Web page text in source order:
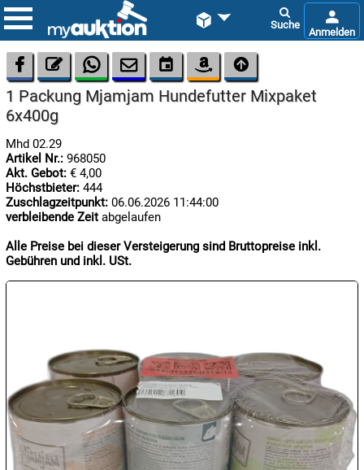
 

08.08:
1€
Megaabverkauf

08.08:

09.08:
Chips
Blitzaktion
      
1 Packung Mjamjam Hundefutter Mixpaket
6x400g
Mhd 02.29
Artikel Nr.: 968050
Akt. Gebot: € 4,00
Höchstbieter: 444
Zuschlagzeitpunkt: 06.06.2026 11:44:00
verbleibende Zeit abgelaufen
Alle Preise bei dieser Versteigerung sind Bruttopreise inkl.
Gebühren und inkl. USt.